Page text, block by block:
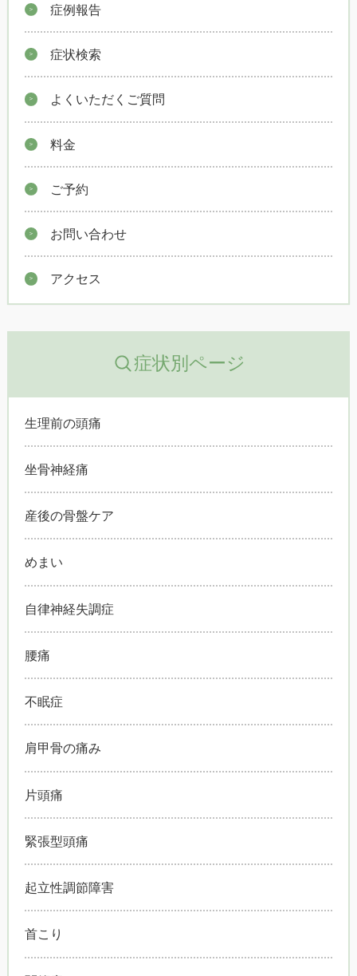
症例報告
症状検索
よくいただくご質問
料金
ご予約
お問い合わせ
アクセス
症状別ページ
生理前の頭痛
坐骨神経痛
産後の骨盤ケア
めまい
自律神経失調症
腰痛
不眠症
肩甲骨の痛み
片頭痛
緊張型頭痛
起立性調節障害
首こり